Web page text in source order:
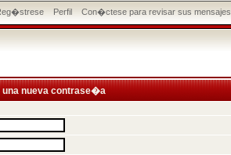
Perfil Con�ctese para revisar sus mensajes
nueva contrase�a